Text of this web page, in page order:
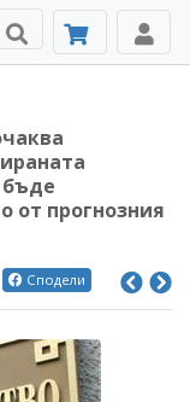
бъде
от прогнозния
Сподели